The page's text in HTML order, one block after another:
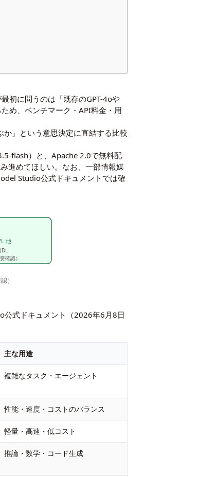
初に問うのは「既存のGPT-4oや
め、ベンチマーク・API料金・用
」という意思決定に直結する比較
flash）と、Apache 2.0で無料配
進めてほしい。なお、一部情報媒
Studio公式ドキュメントでは確
他
確認）
）
式ドキュメント（2026年6月8日
主な用途
複雑なタスク・エージェント
性能・速度・コストのバランス
軽量・高速・低コスト
推論・数学・コード生成